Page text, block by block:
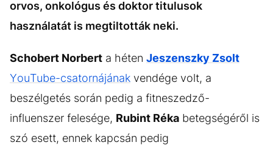
orvos, onkológus és doktor titulusok
használatát is megtiltották neki.
Schobert Norbert a héten Jeszenszky Zsolt
YouTube-csatornájának vendége volt, a
beszélgetés során pedig a fitneszedző-
influenszer felesége, Rubint Réka betegségéről is
szó esett, ennek kapcsán pedig